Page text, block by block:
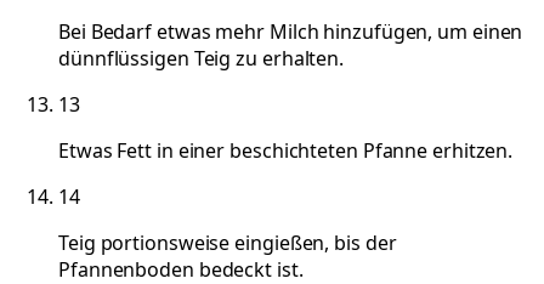
Bei Bedarf etwas mehr Milch hinzufügen, um einen
dünnflüssigen Teig zu erhalten.
13
Etwas Fett in einer beschichteten Pfanne erhitzen.
14
Teig portionsweise eingießen, bis der
Pfannenboden bedeckt ist.